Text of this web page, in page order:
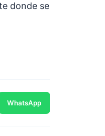
donde se
WhatsApp